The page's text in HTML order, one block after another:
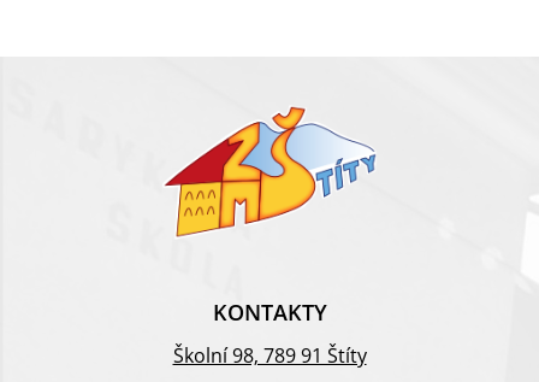
KONTAKTY
Školní 98, 789 91 Štíty